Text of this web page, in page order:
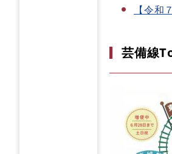
【令
芸備線